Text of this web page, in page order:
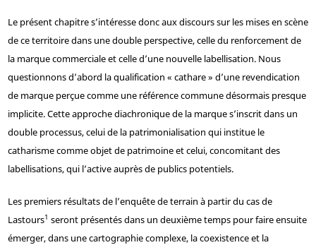
Le présent chapitre s’intéresse donc aux discours sur les mises en scène
de ce territoire dans une double perspective, celle du renforcement de
la marque commerciale et celle d’une nouvelle labellisation. Nous
questionnons d’abord la qualification « cathare » d’une revendication
de marque perçue comme une référence commune désormais presque
implicite. Cette approche diachronique de la marque s’inscrit dans un
double processus, celui de la patrimonialisation qui institue le
catharisme comme objet de patrimoine et celui, concomitant des
labellisations, qui l’active auprès de publics potentiels.
Les premiers résultats de l’enquête de terrain à partir du cas de
Lastours1 seront présentés dans un deuxième temps pour faire ensuite
émerger, dans une cartographie complexe, la coexistence et la